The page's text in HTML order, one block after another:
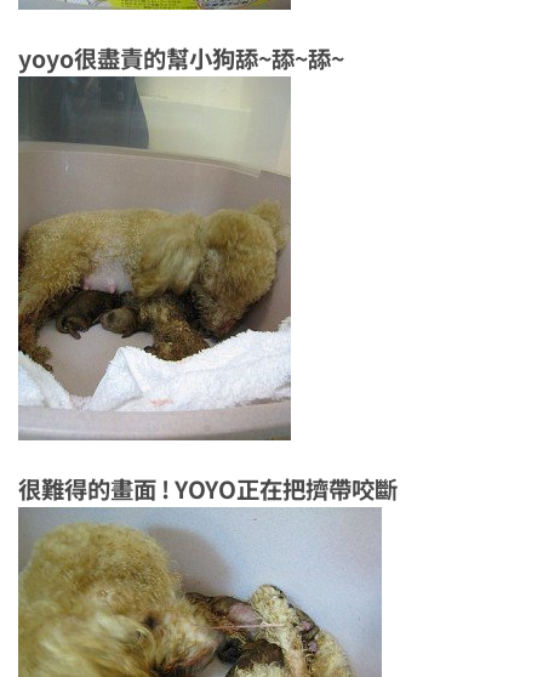
yoyo很盡責的幫小狗舔~舔~舔~
很難得的畫面 ! YOYO正在把擠帶咬斷